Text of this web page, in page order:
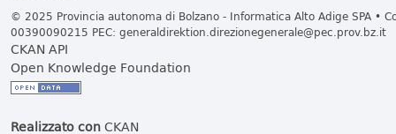
© 2025 Provincia autonoma di Bolzano - Informatica Alto Adige SPA •
00390090215 PEC: generaldirektion.direzionegenerale@pec.prov.bz.it
CKAN API
Open Knowledge Foundation
Realizzato conCKAN